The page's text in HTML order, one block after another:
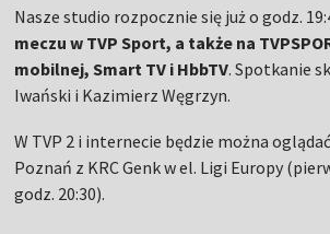
Nasze studio rozpocznie się już o godz.
meczu w TVP Sport, a także na
mobilnej, Smart TV i HbbTV. Spotkanie
Iwański i Kazimierz Węgrzyn.
W TVP 2 i internecie będzie można
Poznań z KRC Genk w el. Ligi Europy
godz. 20:30).